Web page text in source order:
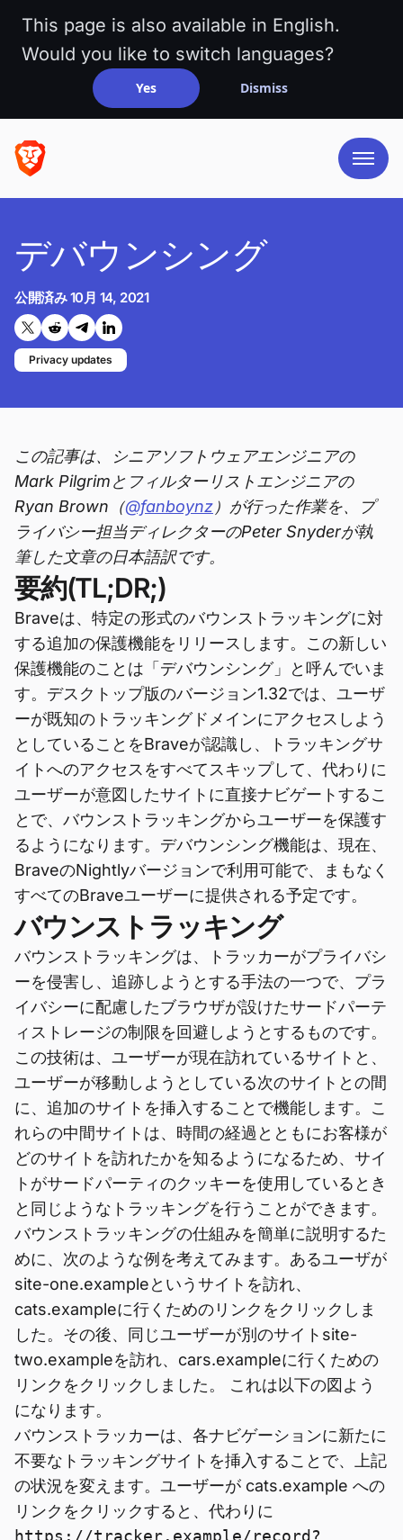
This page is also available in English.
Would you like to switch languages?
Yes Dismiss
デバウンシング
公開済み10月 14, 2021
Twitterで共有する
Reddit で共有
Telegramで共有
LinkedInで共有
Privacy updates
この記事は、シニアソフトウェアエンジニアの
Mark Pilgrimとフィルターリストエンジニアの
Ryan Brown（@fanboynz ）が行った作業を、プ
ライバシー担当ディレクターのPeter Snyderが執
筆した文章の日本語訳です。
要約(TL;DR;)
Braveは、特定の形式のバウンストラッキングに対
する追加の保護機能をリリースします。この新しい
保護機能のことは「デバウンシング」と呼んでいま
す。デスクトップ版のバージョン1.32では、ユーザ
ーが既知のトラッキングドメインにアクセスしよう
としていることをBraveが認識し、トラッキングサ
イトへのアクセスをすべてスキップして、代わりに
ユーザーが意図したサイトに直接ナビゲートするこ
とで、バウンストラッキングからユーザーを保護す
るようになります。デバウンシング機能は、現在、
BraveのNightlyバージョンで利用可能で、まもなく
すべてのBraveユーザーに提供される予定です。
バウンストラッキング
バウンストラッキングは、トラッカーがプライバシ
ーを侵害し、追跡しようとする手法の一つで、プラ
イバシーに配慮したブラウザが設けたサードパーテ
ィストレージの制限を回避しようとするものです。
この技術は、ユーザーが現在訪れているサイトと、
ユーザーが移動しようとしている次のサイトとの間
に、追加のサイトを挿入することで機能します。こ
れらの中間サイトは、時間の経過とともにお客様が
どのサイトを訪れたかを知るようになるため、サイ
トがサードパーティのクッキーを使用しているとき
と同じようなトラッキングを行うことができます。
バウンストラッキングの仕組みを簡単に説明するた
めに、次のような例を考えてみます。あるユーザが
site-one.exampleというサイトを訪れ、
cats.exampleに行くためのリンクをクリックしま
した。その後、同じユーザーが別のサイトsite-
two.exampleを訪れ、cars.exampleに行くための
リンクをクリックしました。 これは以下の図よう
になります。
バウンストラッカーは、各ナビゲーションに新たに
不要なトラッキングサイトを挿入することで、上記
の状況を変えます。ユーザーが cats.example への
リンクをクリックすると、代わりに
https://tracker.example/record?